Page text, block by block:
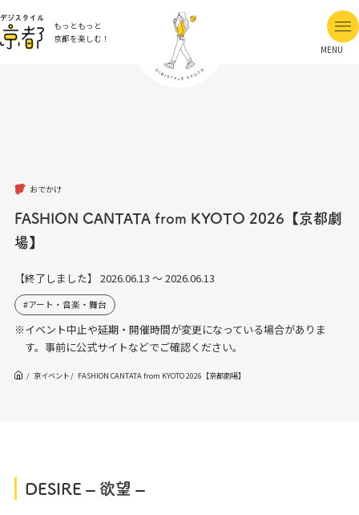
もっともっと
京都を楽しむ！
MENU
おでかけ
FASHION CANTATA from KYOTO 2026【京都劇
場】
【終了しました】 2026.06.13 ～ 2026.06.13
アート・音楽・舞台
※イベント中止や延期・開催時間が変更になっている場合がありま
す。事前に公式サイトなどでご確認ください。
京イベント FASHION CANTATA from KYOTO 2026【京都劇場】
DESIRE – 欲望 –